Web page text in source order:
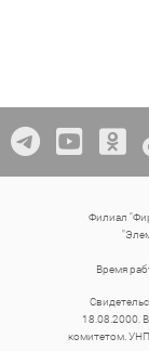
Филиал
Время
18.08.2000.
комитетом.